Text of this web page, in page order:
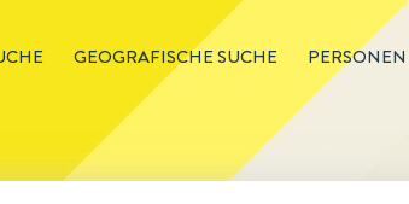
GEOGRAFISCHE SUCHE PERSONEN